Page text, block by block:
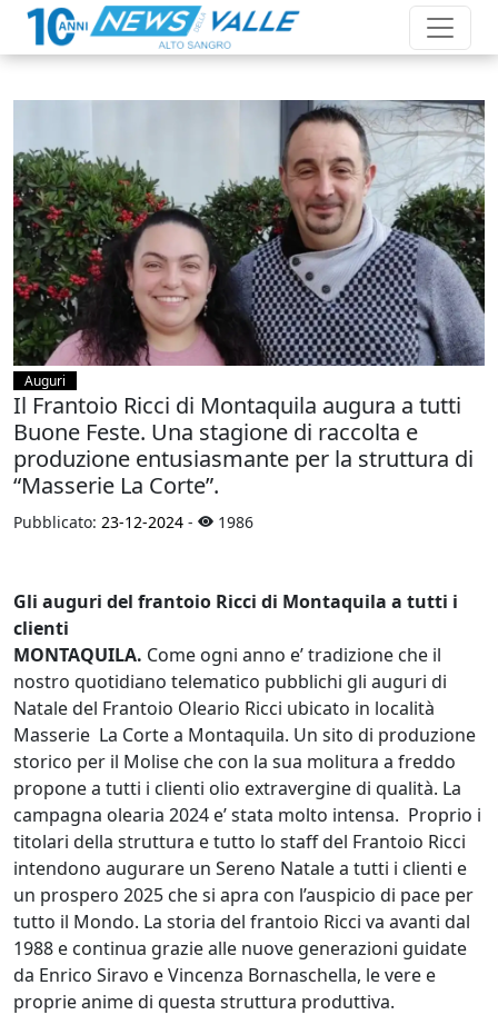
Auguri
Il Frantoio Ricci di Montaquila augura a tutti
Buone Feste. Una stagione di raccolta e
produzione entusiasmante per la struttura di
“Masserie La Corte”.
Pubblicato: 23-12-2024 - 1986
Gli auguri del frantoio Ricci di Montaquila a tutti i
clienti
MONTAQUILA. Come ogni anno e’ tradizione che il
nostro quotidiano telematico pubblichi gli auguri di
Natale del Frantoio Oleario Ricci ubicato in località
Masserie La Corte a Montaquila. Un sito di produzione
storico per il Molise che con la sua molitura a freddo
propone a tutti i clienti olio extravergine di qualità. La
campagna olearia 2024 e’ stata molto intensa. Proprio i
titolari della struttura e tutto lo staff del Frantoio Ricci
intendono augurare un Sereno Natale a tutti i clienti e
un prospero 2025 che si apra con l’auspicio di pace per
tutto il Mondo. La storia del frantoio Ricci va avanti dal
1988 e continua grazie alle nuove generazioni guidate
da Enrico Siravo e Vincenza Bornaschella, le vere e
proprie anime di questa struttura produttiva.